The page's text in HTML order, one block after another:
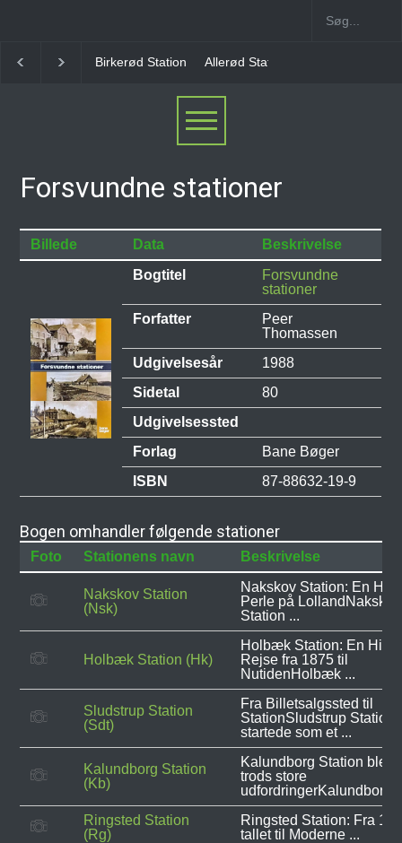
Allerød Station Favrholm Station
Forsvundne stationer
Billede Data
Beskrivelse
Bogtitel
Forsvundne
stationer
Forfatter
Peer
Thomassen
Udgivelsesår
1988
Sidetal
80
Udgivelsessted
Forlag
Bane Bøger
ISBN
87-88632-19-9
Bogen omhandler følgende stationer
Foto Stationens navn Beskrivelse
Nakskov Station
(Nsk)
Nakskov Station: En
Perle på LollandNakskov
Station ...
Holbæk Station (Hk)
Holbæk Station: En
Rejse fra 1875 til
NutidenHolbæk ...
Sludstrup Station
(Sdt)
Fra Billetsalgssted til
StationSludstrup Station
startede som et ...
Kalundborg Station
(Kb)
Kalundborg Station blev
trods store
udfordringerKalundborg
Ringsted Station
(Rg)
Ringsted Station: Fra
tallet til Moderne ...